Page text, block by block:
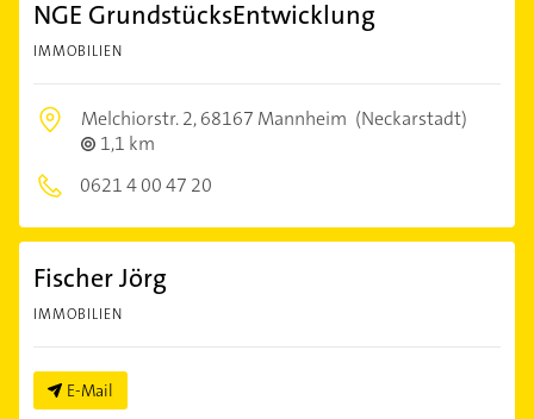
NGE GrundstücksEntwicklung
IMMOBILIEN
Melchiorstr. 2,68167 Mannheim (Neckarstadt)
1,1 km
0621 4 00 47 20
Fischer Jörg
IMMOBILIEN
E-Mail